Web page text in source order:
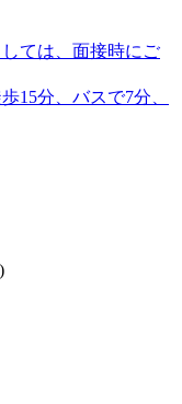
ては、面接時にご
15分、バスで7分、